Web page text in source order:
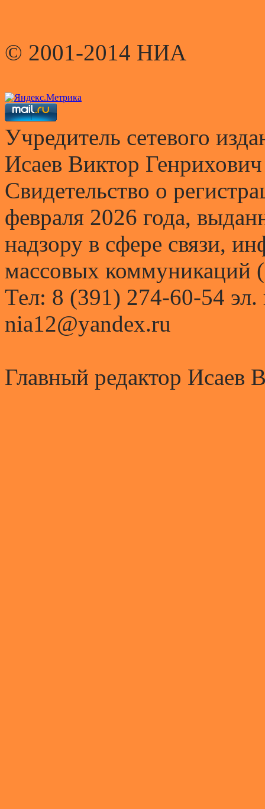
© 2001-2014 НИА
Учредитель сетевого
Исаев Виктор Генрихович
Свидетельство о
февраля 2026 года,
надзору в сфере связи,
массовых коммуникаций
Тел: 8 (391) 274-60-54 эл.
nia12@yandex.ru
Главный редактор Исаев